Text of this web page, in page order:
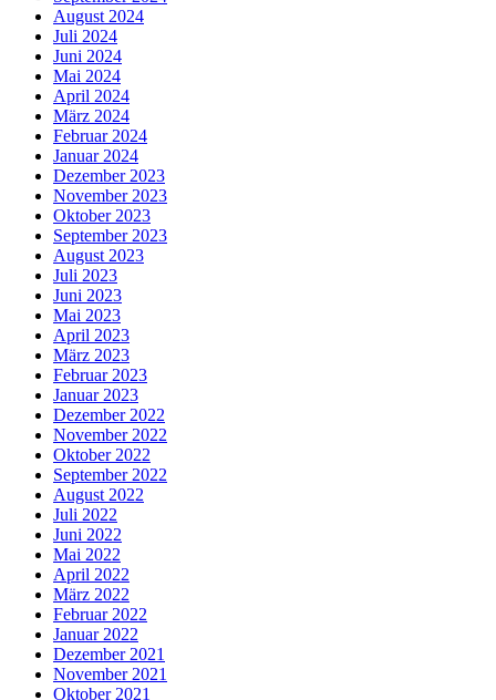
August 2024
Juli 2024
Juni 2024
Mai 2024
April 2024
März 2024
Februar 2024
Januar 2024
Dezember 2023
November 2023
Oktober 2023
September 2023
August 2023
Juli 2023
Juni 2023
Mai 2023
April 2023
März 2023
Februar 2023
Januar 2023
Dezember 2022
November 2022
Oktober 2022
September 2022
August 2022
Juli 2022
Juni 2022
Mai 2022
April 2022
März 2022
Februar 2022
Januar 2022
Dezember 2021
November 2021
Oktober 2021